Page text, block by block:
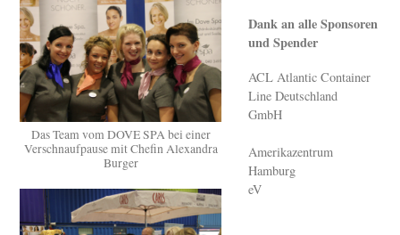
Das Team vom DOVE SPA bei einer
Verschnaufpause mit Chefin Alexandra
Burger
Dank an alle Sponsoren
und Spender
ACL Atlantic Container
Line Deutschland
GmbH
Amerikazentrum
Hamburg
eV